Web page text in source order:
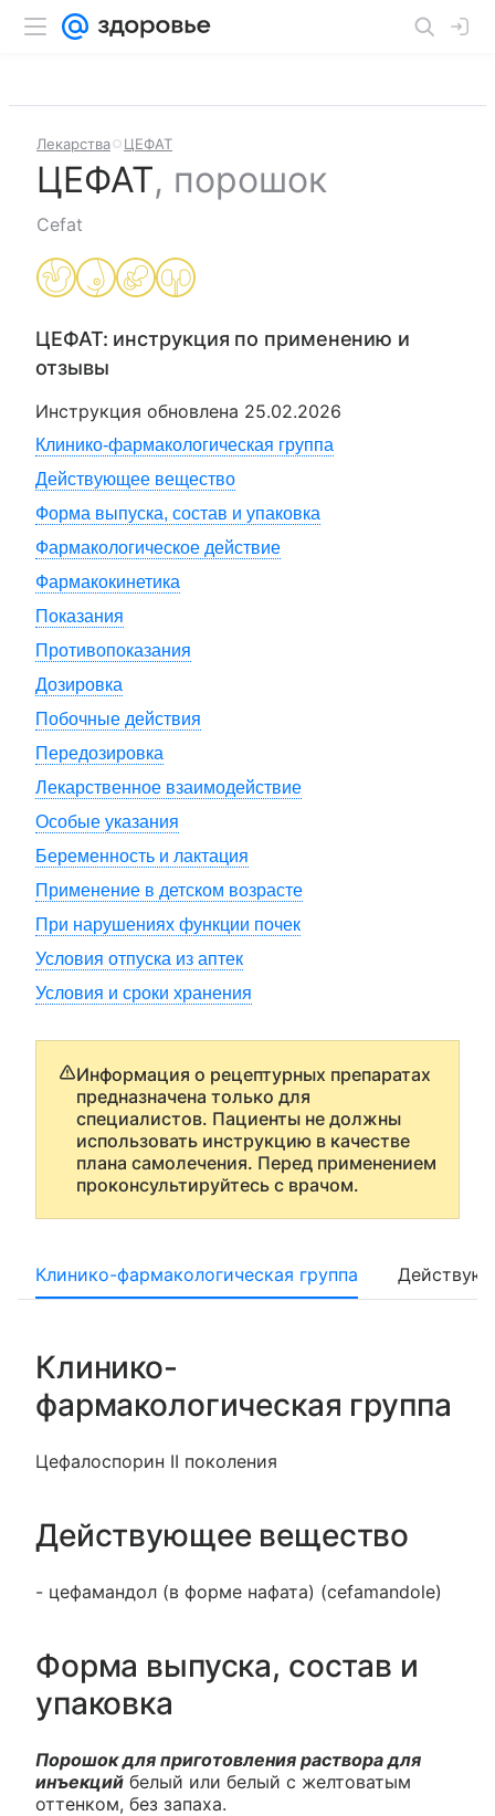
Лекарства ЦЕФАТ
ЦЕФАТ, порошок
Cefat
ЦЕФАТ: инструкция по применению и
отзывы
Инструкция обновлена 25.02.2026
Клинико-фармакологическая группа
Действующее вещество
Форма выпуска, состав и упаковка
Фармакологическое действие
Фармакокинетика
Показания
Противопоказания
Дозировка
Побочные действия
Передозировка
Лекарственное взаимодействие
Особые указания
Беременность и лактация
Применение в детском возрасте
При нарушениях функции почек
Условия отпуска из аптек
Условия и сроки хранения
Информация о рецептурных препаратах
предназначена только для
специалистов. Пациенты не должны
использовать инструкцию в качестве
плана самолечения. Перед применением
проконсультируйтесь с врачом.
Клинико-фармакологическая группа
Клинико-
фармакологическая группа
Цефалоспорин II поколения
Действующее вещество
- цефамандол (в форме нафата) (cefamandole)
Форма выпуска, состав и
упаковка
Порошок для приготовления раствора для
инъекций белый или белый с желтоватым
оттенком, без запаха.